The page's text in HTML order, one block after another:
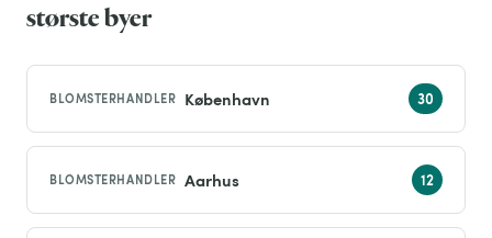
største byer
BLOMSTERHANDLER København
BLOMSTERHANDLER Aarhus